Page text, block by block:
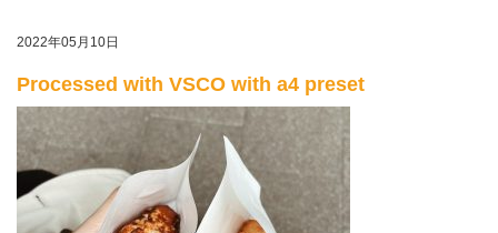
2022年05月10日
Processed with VSCO with a4 preset